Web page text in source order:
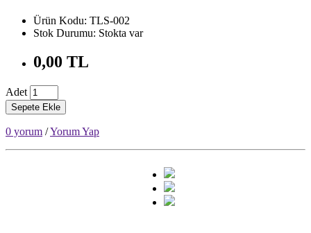
Ürün Kodu: TLS-002
Stok Durumu: Stokta var
0,00 TL
Adet
Sepete Ekle
0 yorum /Yorum Yap